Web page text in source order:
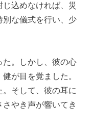
込めなければ、災
別な儀式を行い、少
。しかし、彼の心
が目を覚ました。
そして、彼の耳に
やき声が響いてき